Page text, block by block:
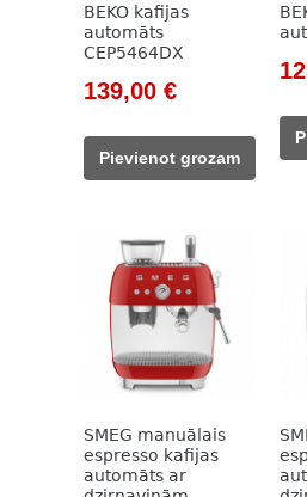
BEKO kafijas
automāts
CEP5464DX
Original
was:
785,00 €.
139,00 €Current
139,00 €.
Pievienot grozam
SMEG manuālais
espresso kafijas
automāts ar